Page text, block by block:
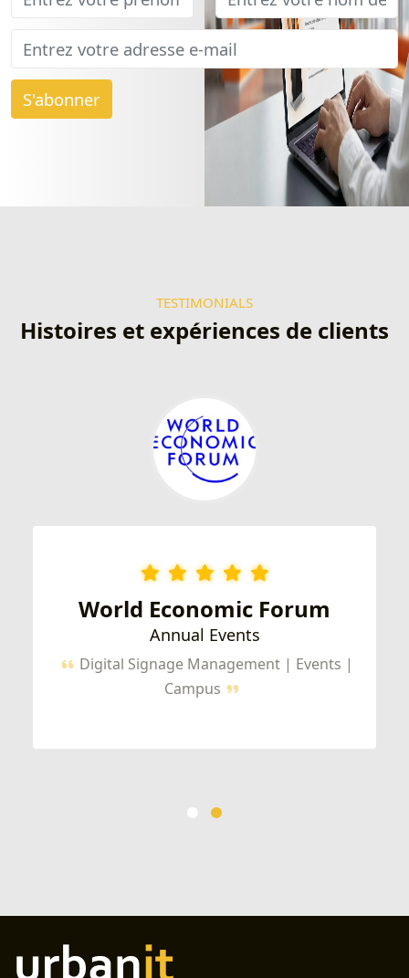
S'abonner
TESTIMONIALS
Histoires et expériences de clients
World Economic Forum
Annual Events
Digital Signage Management | Events |
Campus